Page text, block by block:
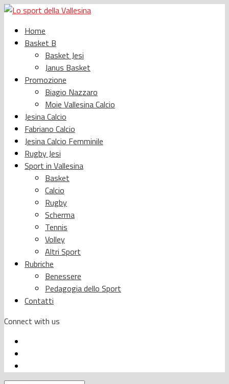
Home
Basket B
Basket Jesi
Janus Basket
Promozione
Biagio Nazzaro
Moie Vallesina Calcio
Jesina Calcio
Fabriano Calcio
Jesina Calcio Femminile
Rugby Jesi
Sport in Vallesina
Basket
Calcio
Rugby
Scherma
Tennis
Volley
Altri Sport
Rubriche
Benessere
Pedagogia dello Sport
Contatti
Connect with us